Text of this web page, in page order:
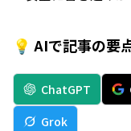
💡 AIで記事の要
ChatGPT
Grok